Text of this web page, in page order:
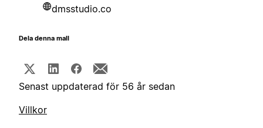
dmsstudio.co
Dela denna mall
Senast uppdaterad för 56 år sedan
Villkor